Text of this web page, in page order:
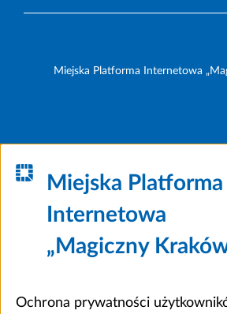
Miejska Platforma Internetowa
Miejska Platforma
Internetowa
„Magiczny
Ochrona prywatności